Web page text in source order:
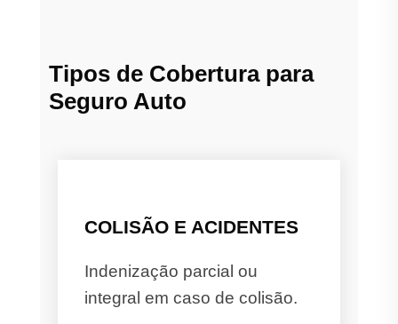
Tipos de Cobertura para
Seguro Auto
COLISÃO E ACIDENTES
Indenização parcial ou
integral em caso de colisão.